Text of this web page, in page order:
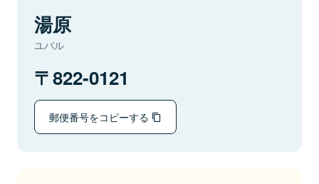
湯原
ユバル
822-0121
郵便番号をコピーする